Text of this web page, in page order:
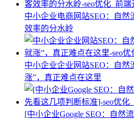
中小企业电商网站SEO：自
效率的分水岭
中小企业企业网站SEO：自然
涨”，真正难点在这里
[中小企业Google SEO：自然